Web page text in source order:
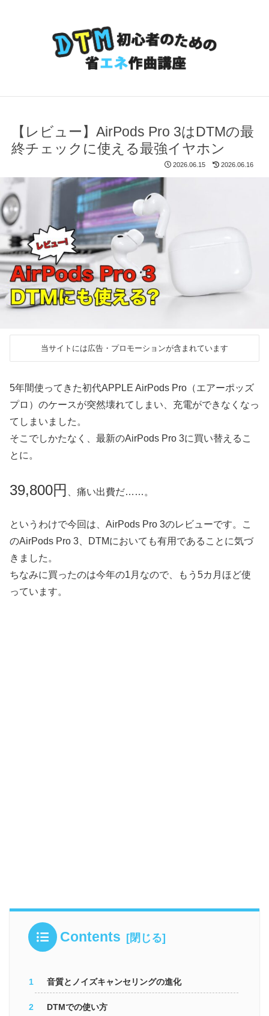
【レビュー】AirPods Pro 3はDTMの最
終チェックに使える最強イヤホン
2026.06.15 2026.06.16
当サイトには広告・プロモーションが含まれています
5年間使ってきた初代APPLE AirPods Pro（エアーポッズ
プロ）のケースが突然壊れてしまい、充電ができなくなっ
てしまいました。
そこでしかたなく、最新のAirPods Pro 3に買い替えるこ
とに。
39,800円 、痛い出費だ……。
というわけで今回は、AirPods Pro 3のレビューです。こ
のAirPods Pro 3、DTMにおいても有用であることに気づ
きました。
ちなみに買ったのは今年の1月なので、もう5カ月ほど使
っています。
Contents
音質とノイズキャンセリングの進化
DTMでの使い方